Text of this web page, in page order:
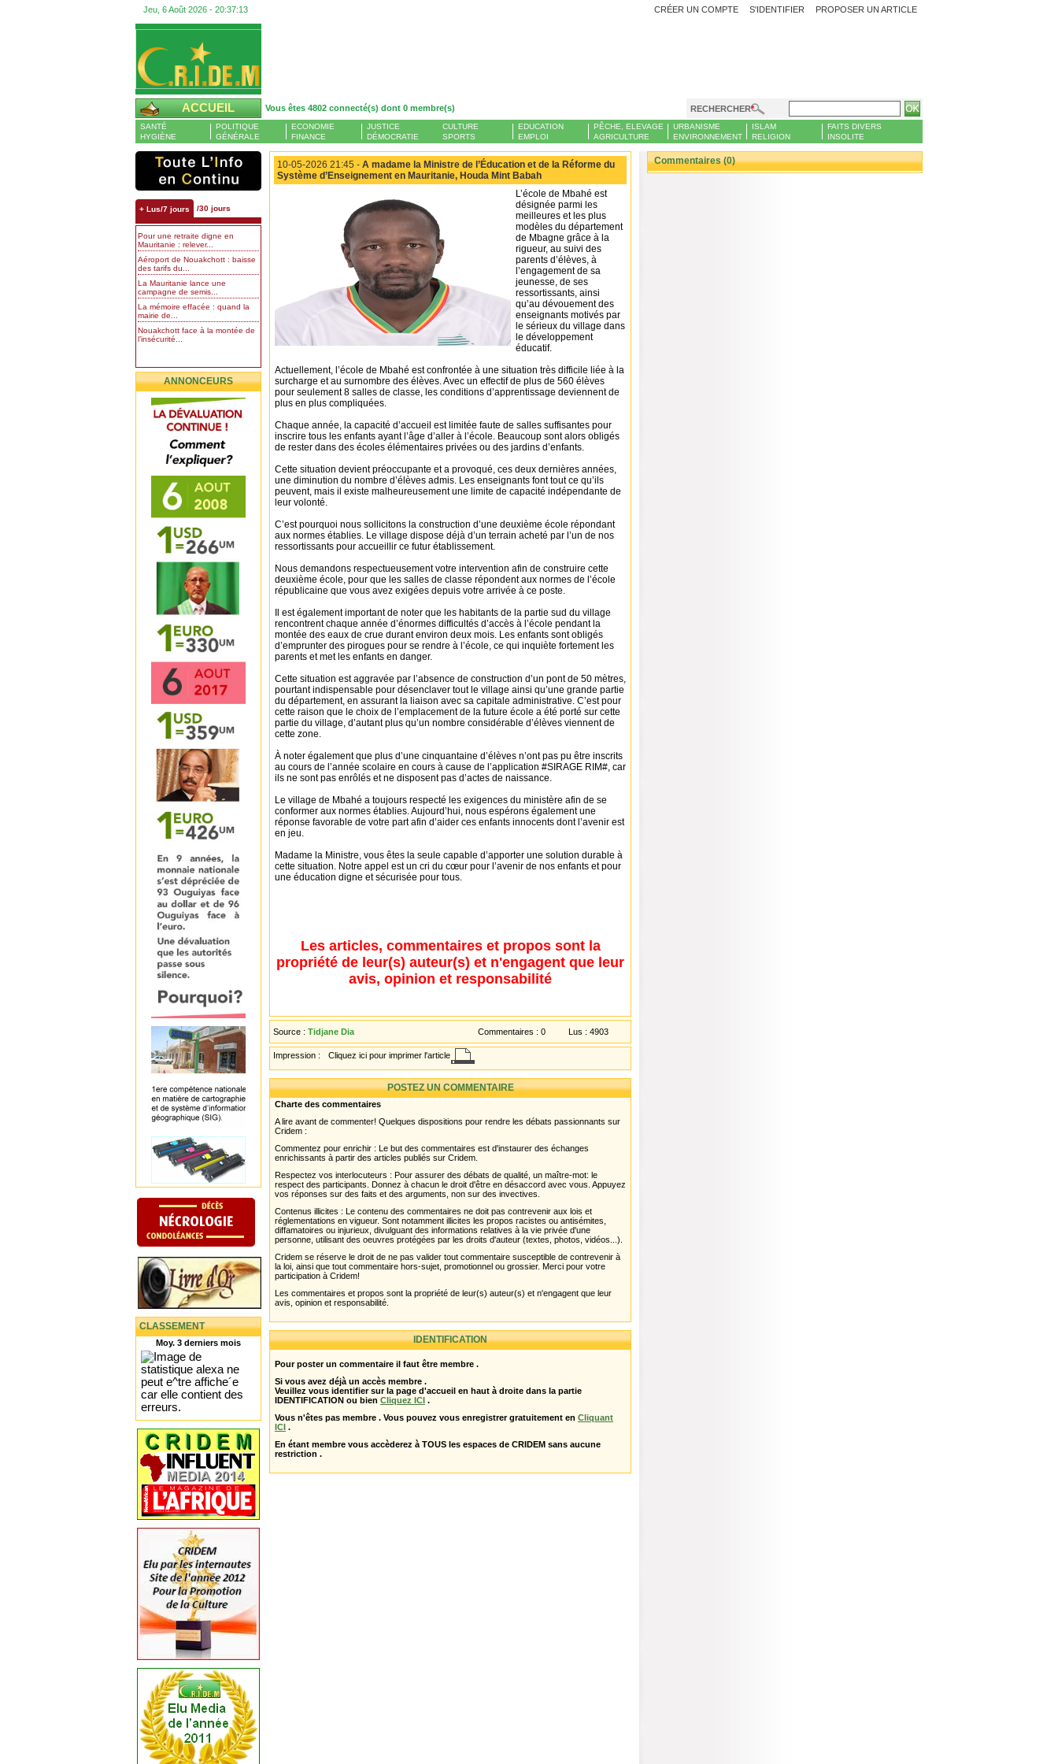
Jeu, 6 Août 2026 - 20:37:14 PROPOSER UN ARTICLE
CRÉER UN COMPTE S'IDENTIFIER
ACCUEIL Vous êtes 4802 connecté(s) dont 0 membre(s) RECHERCHER
SANTÉ
HYGIÈNE
POLITIQUE
GÉNÉRALE
ECONOMIE
FINANCE
JUSTICE
DÉMOCRATIE
CULTURE
SPORTS
EDUCATION
EMPLOI
PÊCHE, ELEVAGE
AGRICULTURE
URBANISME
ENVIRONNEMENT
ISLAM
RELIGION
FAITS DIVERS
INSOLITE
+ Lus/7 jours /30 jours
Pour une retraite digne en
Mauritanie : relever...
Aéroport de Nouakchott : baisse
des tarifs du...
La Mauritanie lance une
campagne de semis...
La mémoire effacée : quand la
mairie de...
Nouakchott face à la montée de
l’insécurité...
ANNONCEURS
CLASSEMENT
Moy. 3 derniers mois
10-05-2026 21:45 - A madame la Ministre de l’Éducation et de la Réforme du
Système d’Enseignement en Mauritanie, Houda Mint Babah
L’école de Mbahé est
désignée parmi les
meilleures et les plus
modèles du département
de Mbagne grâce à la
rigueur, au suivi des
parents d’élèves, à
l’engagement de sa
jeunesse, de ses
ressortissants, ainsi
qu’au dévouement des
enseignants motivés par
le sérieux du village dans
le développement
éducatif.
Actuellement, l’école de Mbahé est confrontée à une situation très difficile liée à la
surcharge et au surnombre des élèves. Avec un effectif de plus de 560 élèves
pour seulement 8 salles de classe, les conditions d’apprentissage deviennent de
plus en plus compliquées.
Chaque année, la capacité d’accueil est limitée faute de salles suffisantes pour
inscrire tous les enfants ayant l’âge d’aller à l’école. Beaucoup sont alors obligés
de rester dans des écoles élémentaires privées ou des jardins d’enfants.
Cette situation devient préoccupante et a provoqué, ces deux dernières années,
une diminution du nombre d’élèves admis. Les enseignants font tout ce qu’ils
peuvent, mais il existe malheureusement une limite de capacité indépendante de
leur volonté.
C’est pourquoi nous sollicitons la construction d’une deuxième école répondant
aux normes établies. Le village dispose déjà d’un terrain acheté par l’un de nos
ressortissants pour accueillir ce futur établissement.
Nous demandons respectueusement votre intervention afin de construire cette
deuxième école, pour que les salles de classe répondent aux normes de l’école
républicaine que vous avez exigées depuis votre arrivée à ce poste.
Il est également important de noter que les habitants de la partie sud du village
rencontrent chaque année d’énormes difficultés d’accès à l’école pendant la
montée des eaux de crue durant environ deux mois. Les enfants sont obligés
d’emprunter des pirogues pour se rendre à l’école, ce qui inquiète fortement les
parents et met les enfants en danger.
Cette situation est aggravée par l’absence de construction d’un pont de 50 mètres,
pourtant indispensable pour désenclaver tout le village ainsi qu’une grande partie
du département, en assurant la liaison avec sa capitale administrative. C’est pour
cette raison que le choix de l’emplacement de la future école a été porté sur cette
partie du village, d’autant plus qu’un nombre considérable d’élèves viennent de
cette zone.
À noter également que plus d’une cinquantaine d’élèves n’ont pas pu être inscrits
au cours de l’année scolaire en cours à cause de l’application #SIRAGE RIM#, car
ils ne sont pas enrôlés et ne disposent pas d’actes de naissance.
Le village de Mbahé a toujours respecté les exigences du ministère afin de se
conformer aux normes établies. Aujourd’hui, nous espérons également une
réponse favorable de votre part afin d’aider ces enfants innocents dont l’avenir est
en jeu.
Madame la Ministre, vous êtes la seule capable d’apporter une solution durable à
cette situation. Notre appel est un cri du cœur pour l’avenir de nos enfants et pour
une éducation digne et sécurisée pour tous.
Les articles, commentaires et propos sont la
propriété de leur(s) auteur(s) et n'engagent que leur
avis, opinion et responsabilité
Source : Tidjane Dia Commentaires : 0 Lus : 4903
Impression : Cliquez ici pour imprimer l'article
POSTEZ UN COMMENTAIRE
Charte des commentaires
A lire avant de commenter! Quelques dispositions pour rendre les débats passionnants sur
Cridem :
Commentez pour enrichir : Le but des commentaires est d'instaurer des échanges
enrichissants à partir des articles publiés sur Cridem.
Respectez vos interlocuteurs : Pour assurer des débats de qualité, un maître-mot: le
respect des participants. Donnez à chacun le droit d'être en désaccord avec vous. Appuyez
vos réponses sur des faits et des arguments, non sur des invectives.
Contenus illicites : Le contenu des commentaires ne doit pas contrevenir aux lois et
réglementations en vigueur. Sont notamment illicites les propos racistes ou antisémites,
diffamatoires ou injurieux, divulguant des informations relatives à la vie privée d'une
personne, utilisant des oeuvres protégées par les droits d'auteur (textes, photos, vidéos...).
Cridem se réserve le droit de ne pas valider tout commentaire susceptible de contrevenir à
la loi, ainsi que tout commentaire hors-sujet, promotionnel ou grossier. Merci pour votre
participation à Cridem!
Les commentaires et propos sont la propriété de leur(s) auteur(s) et n'engagent que leur
avis, opinion et responsabilité.
IDENTIFICATION
Pour poster un commentaire il faut être membre .
Si vous avez déjà un accès membre .
Veuillez vous identifier sur la page d'accueil en haut à droite dans la partie
IDENTIFICATION ou bien Cliquez ICI .
Vous n'êtes pas membre . Vous pouvez vous enregistrer gratuitement en Cliquant
ICI .
En étant membre vous accèderez à TOUS les espaces de CRIDEM sans aucune
restriction .
Commentaires (0)